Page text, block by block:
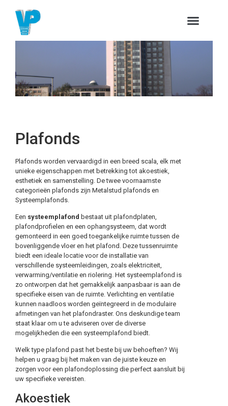
Plafonds
Plafonds worden vervaardigd in een breed scala, elk met
unieke eigenschappen met betrekking tot akoestiek,
esthetiek en samenstelling. De twee voornaamste
categorieën plafonds zijn Metalstud plafonds en
Systeemplafonds.
Een systeemplafond bestaat uit plafondplaten,
plafondprofielen en een ophangsysteem, dat wordt
gemonteerd in een goed toegankelijke ruimte tussen de
bovenliggende vloer en het plafond. Deze tussenruimte
biedt een ideale locatie voor de installatie van
verschillende systeemleidingen, zoals elektriciteit,
verwarming/ventilatie en riolering. Het systeemplafond is
zo ontworpen dat het gemakkelijk aanpasbaar is aan de
specifieke eisen van de ruimte. Verlichting en ventilatie
kunnen naadloos worden geïntegreerd in de modulaire
afmetingen van het plafondraster. Ons deskundige team
staat klaar om u te adviseren over de diverse
mogelijkheden die een systeemplafond biedt.
Welk type plafond past het beste bij uw behoeften? Wij
helpen u graag bij het maken van de juiste keuze en
zorgen voor een plafondoplossing die perfect aansluit bij
uw specifieke vereisten.
Akoestiek